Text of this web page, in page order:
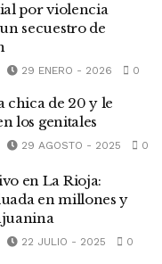
por violencia
secuestro de
29 ENERO - 2026 0
chica de 20 y le
los genitales
29 AGOSTO - 2025 0
en La Rioja:
en millones y
22 JULIO - 2025 0